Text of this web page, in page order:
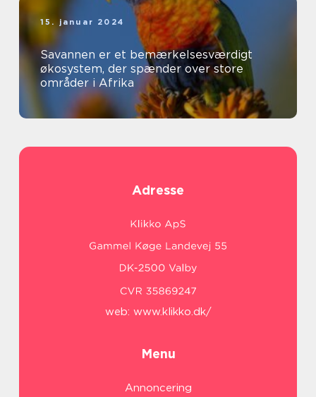
15. januar 2024
Savannen er et bemærkelsesværdigt
økosystem, der spænder over store
områder i Afrika
Adresse
web: www.klikko.dk/
Menu
Annoncering